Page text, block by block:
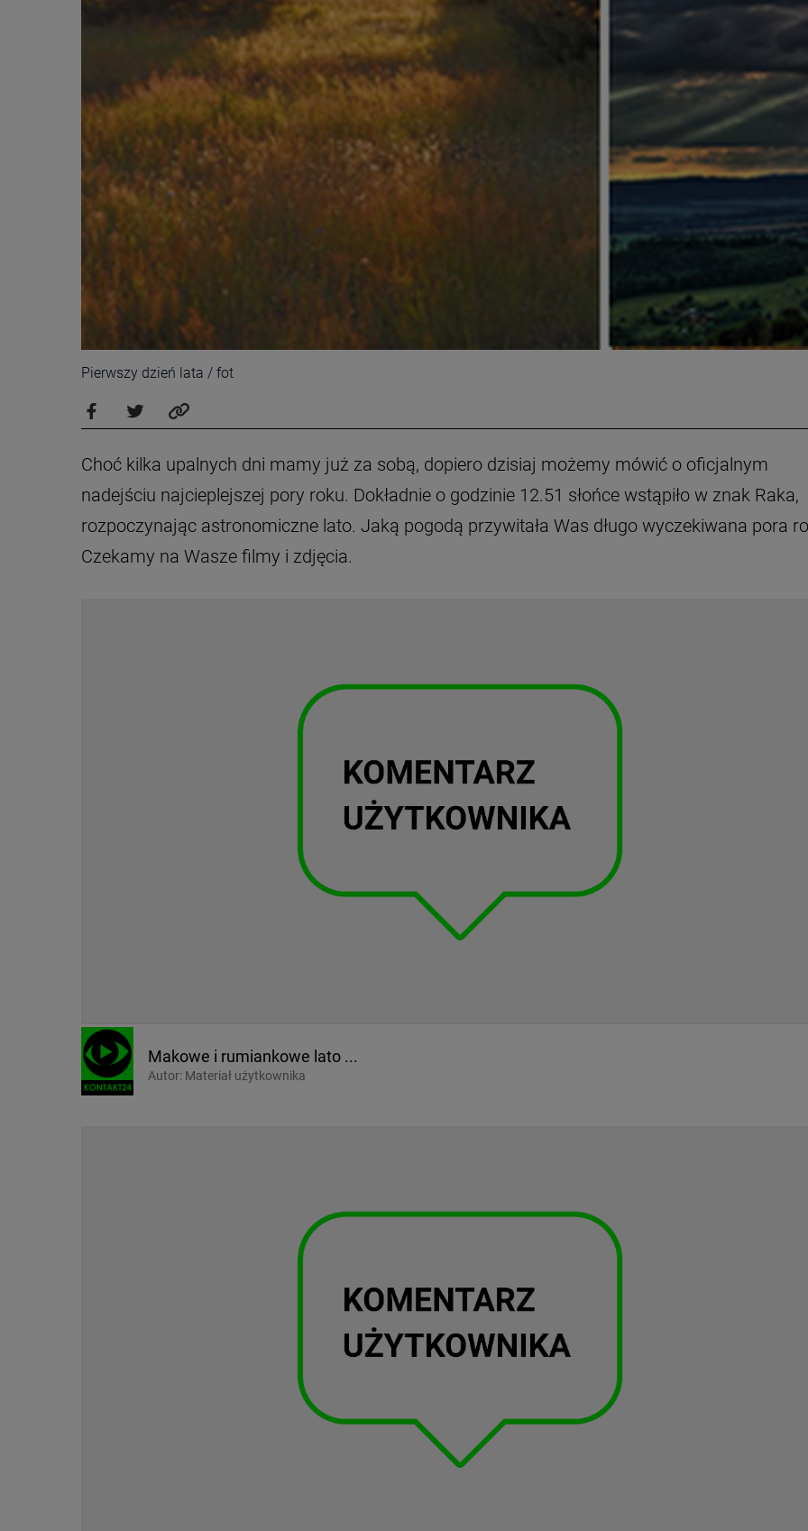
Pierwszy dzień lata / fot
Choć kilka upalnych dni mamy już za sobą, dopiero dzisiaj możemy mówić o oficjalnym
nadejściu najcieplejszej pory roku. Dokładnie o godzinie 12.51 słońce wstąpiło w znak Raka,
rozpoczynając astronomiczne lato. Jaką pogodą przywitała Was długo wyczekiwana pora
Czekamy na Wasze filmy i zdjęcia.
Makowe i rumiankowe lato ...
Autor: Materiał użytkownika